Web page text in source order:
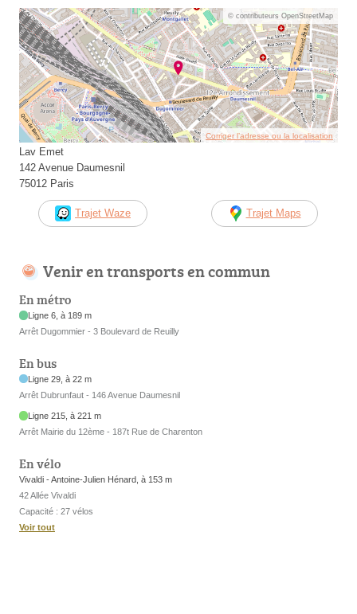
© contributeurs OpenStreetMap
Corriger l’adresse ou la localisation
Lav Emet
142 Avenue Daumesnil
75012 Paris
Trajet Waze Trajet Maps
Venir en transports en commun
En métro
Ligne 6, à 189 m
Arrêt Dugommier - 3 Boulevard de Reuilly
En bus
Ligne 29, à 22 m
Arrêt Dubrunfaut - 146 Avenue Daumesnil
Ligne 215, à 221 m
Arrêt Mairie du 12ème - 187t Rue de Charenton
En vélo
Vivaldi - Antoine-Julien Hénard, à 153 m
42 Allée Vivaldi
Capacité : 27 vélos
Voir tout